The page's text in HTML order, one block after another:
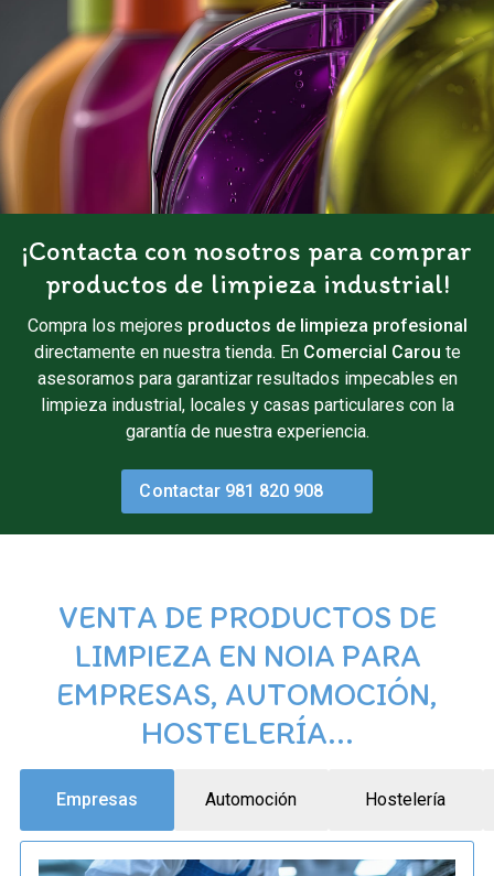
¡Contacta con nosotros para comprar
productos de limpieza industrial!
Compra los mejores productos de limpieza profesional
directamente en nuestra tienda. En Comercial Carou te
asesoramos para garantizar resultados impecables en
limpieza industrial, locales y casas particulares con la
garantía de nuestra experiencia.
Contactar 981 820 908
VENTA DE PRODUCTOS DE
LIMPIEZA EN NOIA PARA
EMPRESAS, AUTOMOCIÓN,
HOSTELERÍA...
Empresas Automoción Hostelería